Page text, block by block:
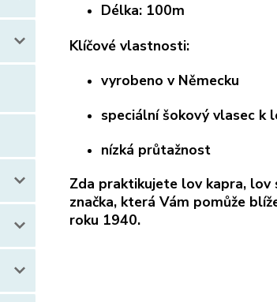
Délka: 100m
Klíčové vlastnosti:
vyrobeno v Německu
speciální šokový vlasec k
nízká průtažnost
Zda praktikujete lov kapra, lov
značka, která Vám pomůže
roku 1940.